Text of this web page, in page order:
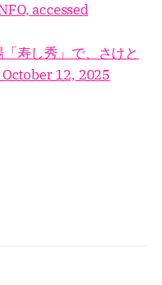
accessed
寿し秀」で、さけと
12, 2025